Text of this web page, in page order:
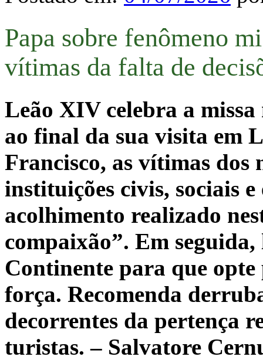
Papa sobre fenômeno
vítimas da falta de
Leão XIV celebra a
ao final da sua visita em
Francisco, as vítimas dos
instituições civis, sociais
acolhimento realizado
compaixão”. Em
Continente para que opte
força. Recomenda
decorrentes da pertença
turistas. – Salvatore